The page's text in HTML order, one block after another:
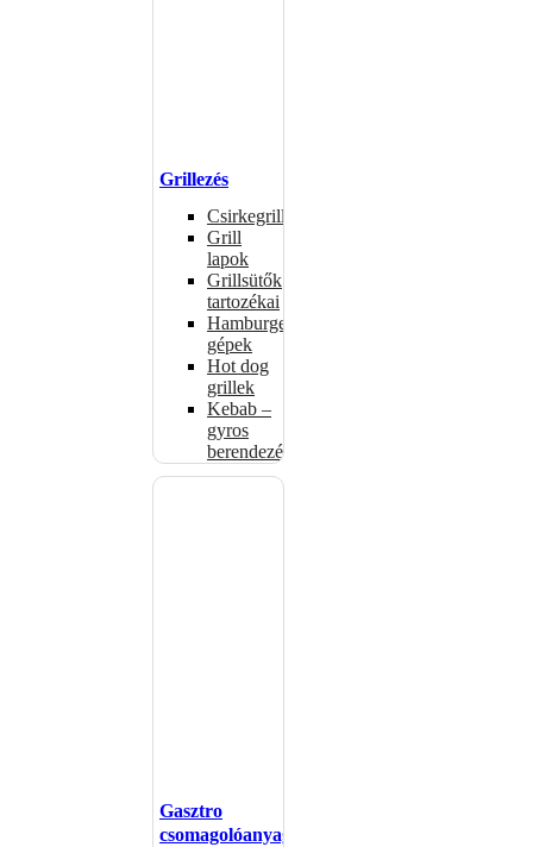
Grillezés
Csirkegrillek
Grill
lapok
Grillsütők
tartozékai
Hamburgerformázó
gépek
Hot dog
grillek
Kebab –
gyros
berendezés
Gasztro
csomagolóanyagok